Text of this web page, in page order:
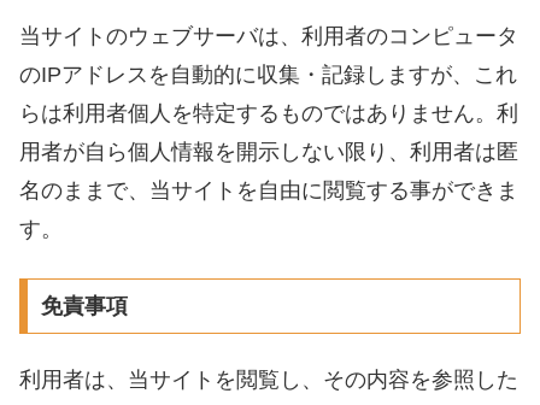
当サイトのウェブサーバは、利用者のコンピュータ
のIPアドレスを自動的に収集・記録しますが、これ
らは利用者個人を特定するものではありません。利
用者が自ら個人情報を開示しない限り、利用者は匿
名のままで、当サイトを自由に閲覧する事ができま
す。
免責事項
利用者は、当サイトを閲覧し、その内容を参照した